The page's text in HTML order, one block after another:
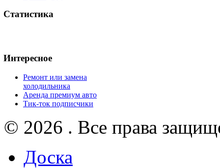
Статистика
Интересное
Ремонт или замена
холодильника
Аренда премиум авто
Тик-ток подписчики
© 2026 . Все права
Доска